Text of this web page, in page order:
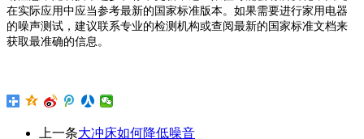
在实际应用中应当参考最新的国家标准版本。如果需要进行家用电器
的噪声测试，建议联系专业的检测机构或查阅最新的国家标准文档来
获取最准确的信息。
上一条大冲床如何降低噪音